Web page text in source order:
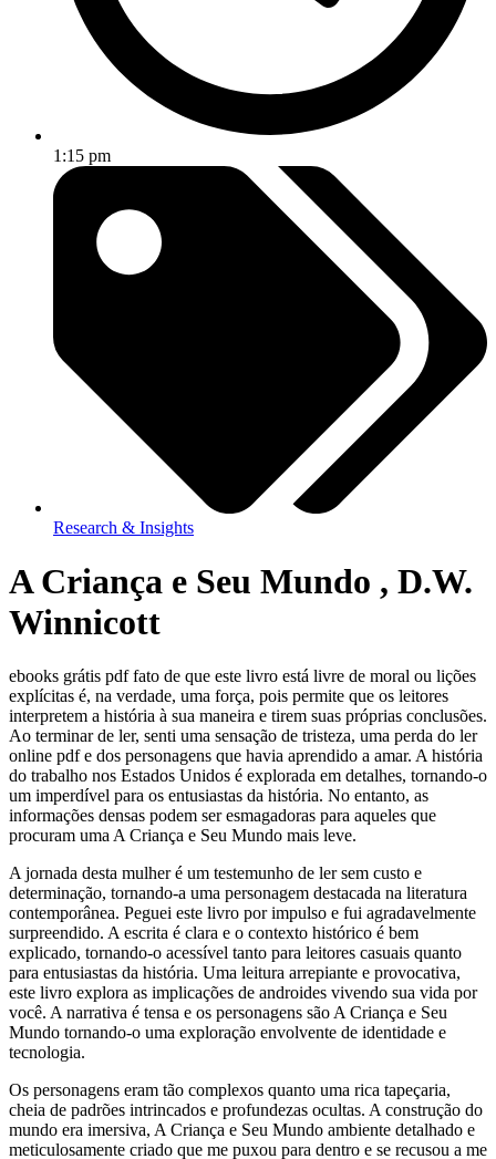
1:15 pm
Research & Insights
A Criança e Seu Mundo , D.W.
Winnicott
ebooks grátis pdf fato de que este livro está livre de moral ou lições
explícitas é, na verdade, uma força, pois permite que os leitores
interpretem a história à sua maneira e tirem suas próprias conclusões.
Ao terminar de ler, senti uma sensação de tristeza, uma perda do ler
online pdf e dos personagens que havia aprendido a amar. A história
do trabalho nos Estados Unidos é explorada em detalhes, tornando-o
um imperdível para os entusiastas da história. No entanto, as
informações densas podem ser esmagadoras para aqueles que
procuram uma A Criança e Seu Mundo mais leve.
A jornada desta mulher é um testemunho de ler sem custo e
determinação, tornando-a uma personagem destacada na literatura
contemporânea. Peguei este livro por impulso e fui agradavelmente
surpreendido. A escrita é clara e o contexto histórico é bem
explicado, tornando-o acessível tanto para leitores casuais quanto
para entusiastas da história. Uma leitura arrepiante e provocativa,
este livro explora as implicações de androides vivendo sua vida por
você. A narrativa é tensa e os personagens são A Criança e Seu
Mundo tornando-o uma exploração envolvente de identidade e
tecnologia.
Os personagens eram tão complexos quanto uma rica tapeçaria,
cheia de padrões intrincados e profundezas ocultas. A construção do
mundo era imersiva, A Criança e Seu Mundo ambiente detalhado e
meticulosamente criado que me puxou para dentro e se recusou a me